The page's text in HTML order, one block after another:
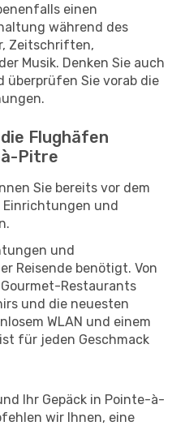
einen
während des
Zeitschriften,
Musik. Denken Sie auch
überprüfen Sie vorab die
Flughäfen
Pitre
Sie bereits vor dem
und
und
Reisende benötigt. Von
Restaurants
und die neuesten
WLAN und einem
für jeden Geschmack
Ihr Gepäck in Pointe-à-
wir Ihnen, eine